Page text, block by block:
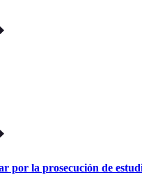
por la prosecución de